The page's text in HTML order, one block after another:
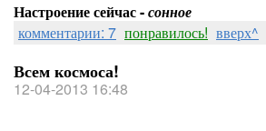
Настроение сейчас -сонное
комментарии: 7 понравилось! вверх^
Всем космоса!
12-04-2013 16:48